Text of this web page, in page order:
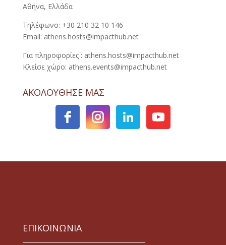
Αθήνα, Ελλάδα
Τηλέφωνο: +30 210 32 10 146
Email: athens.hosts@impacthub.net
Για πληροφορίες : athens.hosts@impacthub.net
Κλείσε χώρο: athens.events@impacthub.net
ΑΚΟΛΟΥΘΗΣΕ ΜΑΣ
ΕΠΙΚΟΙΝΩΝΙΑ